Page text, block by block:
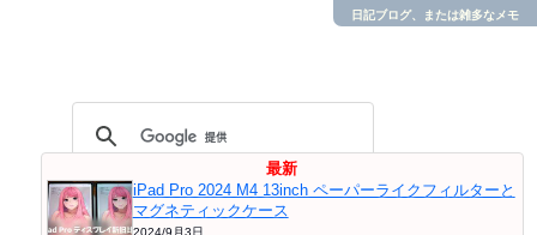
日記ブログ、または雑多なメモ
最新
iPad Pro 2024 M4 13inch ペーパーライクフィルターと
マグネティックケース
2024/9月3日